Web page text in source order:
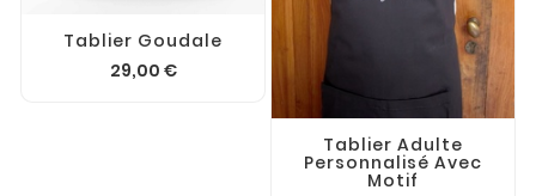
Tablier Goudale
29,00 €
Tablier Adulte
Personnalisé Avec
Motif